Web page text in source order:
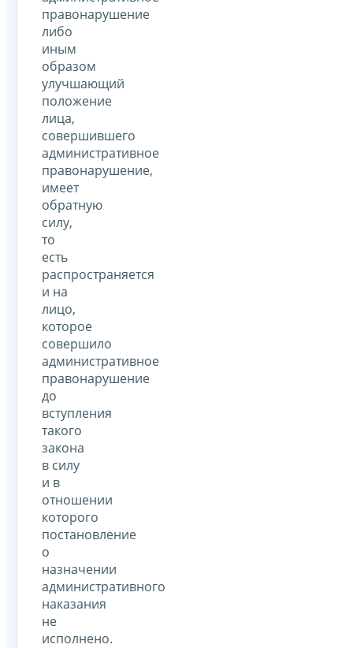
правонарушение
либо
иным
образом
улучшающий
положение
лица,
совершившего
административное
правонарушение,
имеет
обратную
силу,
то
есть
распространяется
и на
лицо,
которое
совершило
административное
правонарушение
до
вступления
такого
закона
в силу
и в
отношении
которого
постановление
о
назначении
административного
наказания
не
исполнено.